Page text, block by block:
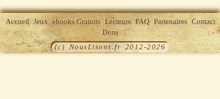
possibles basés sur autre chose que le couple infernal
travail/argent. Les multiples confrontations et
discussions permettent d’opposer différents modèles
comme par exemple : la société occidentale par
rapport à l’Inde ; la médecine “chimique” par rapport
Accueil Jeux ebooks Gratuits Lecteurs FAQ Partenaires Contact
Dons
(c) NousLisons.fr 2012-2026